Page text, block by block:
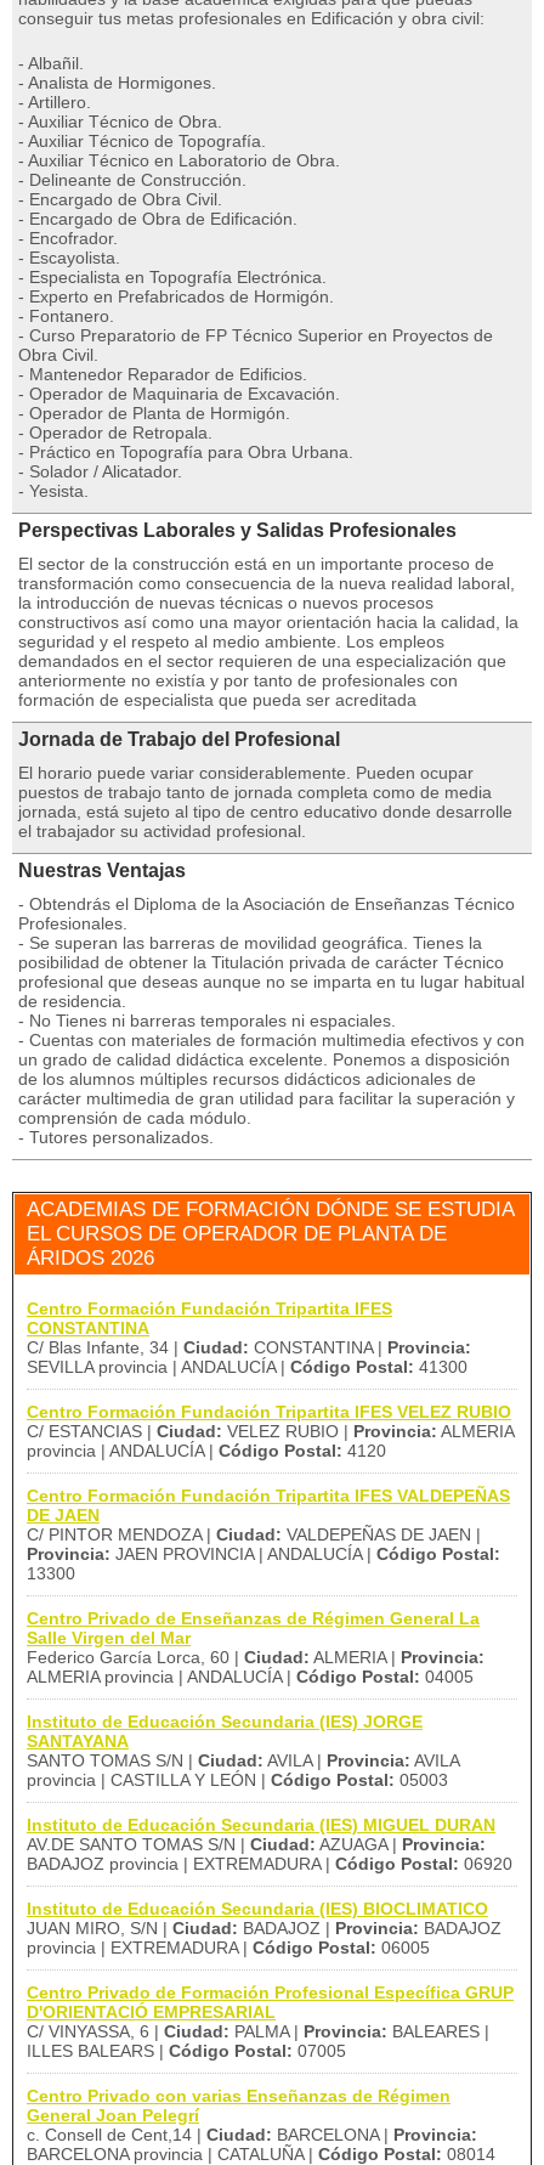
conseguir tus metas profesionales en Edificación y obra civil:
- Albañil.
- Analista de Hormigones.
- Artillero.
- Auxiliar Técnico de Obra.
- Auxiliar Técnico de Topografía.
- Auxiliar Técnico en Laboratorio de Obra.
- Delineante de Construcción.
- Encargado de Obra Civil.
- Encargado de Obra de Edificación.
- Encofrador.
- Escayolista.
- Especialista en Topografía Electrónica.
- Experto en Prefabricados de Hormigón.
- Fontanero.
- Curso Preparatorio de FP Técnico Superior en Proyectos de
Obra Civil.
- Mantenedor Reparador de Edificios.
- Operador de Maquinaria de Excavación.
- Operador de Planta de Hormigón.
- Operador de Retropala.
- Práctico en Topografía para Obra Urbana.
- Solador / Alicatador.
- Yesista.
Perspectivas Laborales y Salidas Profesionales
El sector de la construcción está en un importante proceso de
transformación como consecuencia de la nueva realidad laboral,
la introducción de nuevas técnicas o nuevos procesos
constructivos así como una mayor orientación hacia la calidad, la
seguridad y el respeto al medio ambiente. Los empleos
demandados en el sector requieren de una especialización que
anteriormente no existía y por tanto de profesionales con
formación de especialista que pueda ser acreditada
Jornada de Trabajo del Profesional
El horario puede variar considerablemente. Pueden ocupar
puestos de trabajo tanto de jornada completa como de media
jornada, está sujeto al tipo de centro educativo donde desarrolle
el trabajador su actividad profesional.
Nuestras Ventajas
- Obtendrás el Diploma de la Asociación de Enseñanzas Técnico
Profesionales.
- Se superan las barreras de movilidad geográfica. Tienes la
posibilidad de obtener la Titulación privada de carácter Técnico
profesional que deseas aunque no se imparta en tu lugar habitual
de residencia.
- No Tienes ni barreras temporales ni espaciales.
- Cuentas con materiales de formación multimedia efectivos y con
un grado de calidad didáctica excelente. Ponemos a disposición
de los alumnos múltiples recursos didácticos adicionales de
carácter multimedia de gran utilidad para facilitar la superación y
comprensión de cada módulo.
- Tutores personalizados.
ACADEMIAS DE FORMACIÓN DÓNDE SE ESTUDIA
EL CURSOS DE OPERADOR DE PLANTA DE
ÁRIDOS 2026
Centro Formación Fundación Tripartita IFES
CONSTANTINA
C/ Blas Infante, 34 | Ciudad: CONSTANTINA | Provincia:
SEVILLA provincia | ANDALUCÍA | Código Postal: 41300
Centro Formación Fundación Tripartita IFES VELEZ RUBIO
C/ ESTANCIAS | Ciudad: VELEZ RUBIO | Provincia: ALMERIA
provincia | ANDALUCÍA | Código Postal: 4120
Centro Formación Fundación Tripartita IFES VALDEPEÑAS
DE JAEN
C/ PINTOR MENDOZA | Ciudad: VALDEPEÑAS DE JAEN |
Provincia: JAEN PROVINCIA | ANDALUCÍA | Código Postal:
13300
Centro Privado de Enseñanzas de Régimen General La
Salle Virgen del Mar
Federico García Lorca, 60 | Ciudad: ALMERIA | Provincia:
ALMERIA provincia | ANDALUCÍA | Código Postal: 04005
Instituto de Educación Secundaria (IES) JORGE
SANTAYANA
SANTO TOMAS S/N | Ciudad: AVILA | Provincia: AVILA
provincia | CASTILLA Y LEÓN | Código Postal: 05003
Instituto de Educación Secundaria (IES) MIGUEL DURAN
AV.DE SANTO TOMAS S/N | Ciudad: AZUAGA | Provincia:
BADAJOZ provincia | EXTREMADURA | Código Postal: 06920
Instituto de Educación Secundaria (IES) BIOCLIMATICO
JUAN MIRO, S/N | Ciudad: BADAJOZ | Provincia: BADAJOZ
provincia | EXTREMADURA | Código Postal: 06005
Centro Privado de Formación Profesional Específica GRUP
D'ORIENTACIÓ EMPRESARIAL
C/ VINYASSA, 6 | Ciudad: PALMA | Provincia: BALEARES |
ILLES BALEARS | Código Postal: 07005
Centro Privado con varias Enseñanzas de Régimen
General Joan Pelegrí
c. Consell de Cent,14 | Ciudad: BARCELONA | Provincia:
BARCELONA provincia | CATALUÑA | Código Postal: 08014